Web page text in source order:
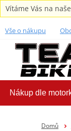
Vítáme Vás na
Vše o nákupu
Nákup dle
Domů